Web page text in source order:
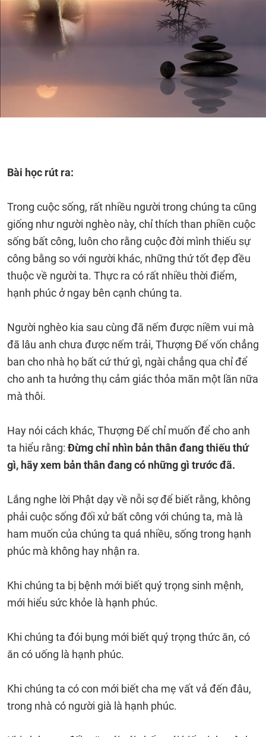
Bài học rút ra:
Trong cuộc sống, rất nhiều người trong chúng ta cũng
giống như người nghèo này, chỉ thích than phiền cuộc
sống bất công, luôn cho rằng cuộc đời mình thiếu sự
công bằng so với người khác, những thứ tốt đẹp đều
thuộc về người ta. Thực ra có rất nhiều thời điểm,
hạnh phúc ở ngay bên cạnh chúng ta.
Người nghèo kia sau cùng đã nếm được niềm vui mà
đã lâu anh chưa được nếm trải, Thượng Đế vốn chẳng
ban cho nhà họ bất cứ thứ gì, ngài chẳng qua chỉ để
cho anh ta hưởng thụ cảm giác thỏa mãn một lần nữa
mà thôi.
Hay nói cách khác, Thượng Đế chỉ muốn để cho anh
ta hiểu rằng:Đừng chỉ nhìn bản thân đang thiếu thứ
gì, hãy xem bản thân đang có những gì trước đã.
Lắng nghe lời Phật dạy về nỗi sợ để biết rằng, không
phải cuộc sống đối xử bất công với chúng ta, mà là
ham muốn của chúng ta quá nhiều, sống trong hạnh
phúc mà không hay nhận ra.
Khi chúng ta bị bệnh mới biết quý trọng sinh mệnh,
mới hiểu sức khỏe là hạnh phúc.
Khi chúng ta đói bụng mới biết quý trọng thức ăn, có
ăn có uống là hạnh phúc.
Khi chúng ta có con mới biết cha mẹ vất vả đến đâu,
trong nhà có người già là hạnh phúc.